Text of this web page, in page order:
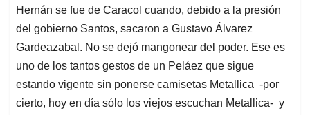
Hernán se fue de Caracol cuando, debido a la presión
del gobierno Santos, sacaron a Gustavo Álvarez
Gardeazabal. No se dejó mangonear del poder. Ese es
uno de los tantos gestos de un Peláez que sigue
estando vigente sin ponerse camisetas Metallica -por
cierto, hoy en día sólo los viejos escuchan Metallica- y